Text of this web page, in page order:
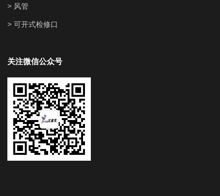
> 风管
> 可开式检修口
关注微信公众号